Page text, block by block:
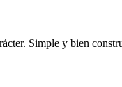
Simple y bien